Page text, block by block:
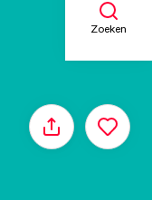
Zoeken
Mijn lijst
Delen